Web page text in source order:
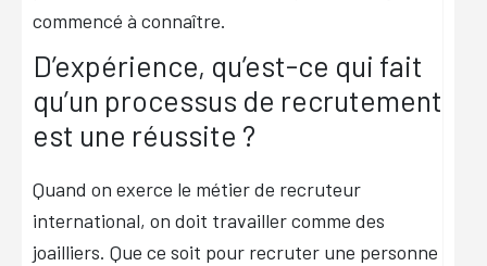
commencé à connaître.
D’expérience, qu’est-ce qui fait
qu’un processus de recrutement
est une réussite ?
Quand on exerce le métier de recruteur
international, on doit travailler comme des
joailliers. Que ce soit pour recruter une personne